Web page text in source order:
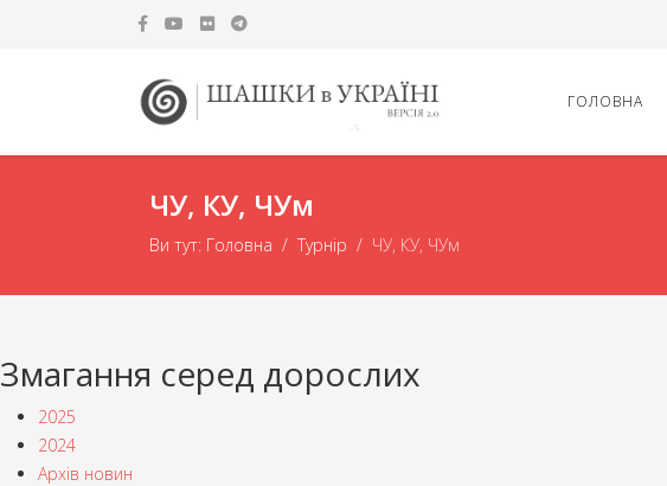
ГОЛОВНА
ЧУ, КУ, ЧУм
Ви тут: Головна Турнір ЧУ, КУ, ЧУм
Змагання серед дорослих
2025
2024
Архів новин